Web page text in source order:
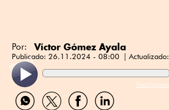
Por: Víctor Gómez Ayala
Publicado: 26.11.2024 - 08:00 Actualizado:
ReadSpeaker
Compartir
por
Compartir
por
Compartir
por
Compartir
por